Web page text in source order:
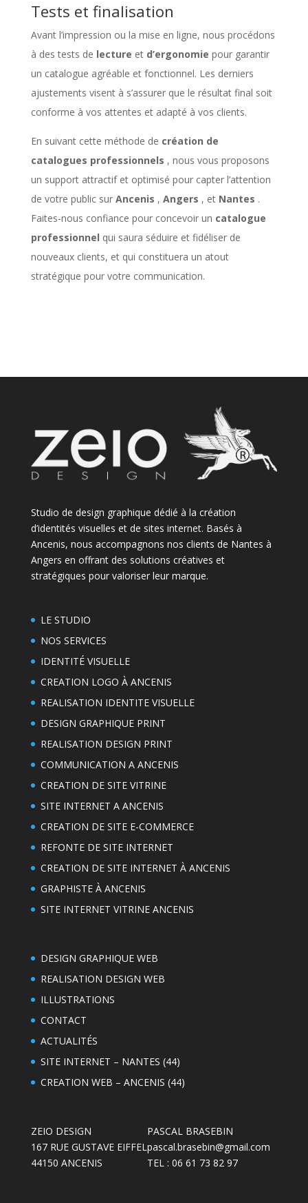
Tests et finalisation
Avant l’impression ou la mise en ligne, nous procédons
à des tests de lecture et d’ergonomie pour garantir
un catalogue agréable et fonctionnel. Les derniers
ajustements visent à s’assurer que le résultat final soit
conforme à vos attentes et adapté à vos clients.
En suivant cette méthode de création de
catalogues professionnels , nous vous proposons
un support attractif et optimisé pour capter l’attention
de votre public sur Ancenis , Angers , et Nantes .
Faites-nous confiance pour concevoir un catalogue
professionnel qui saura séduire et fidéliser de
nouveaux clients, et qui constituera un atout
stratégique pour votre communication.
Studio de design graphique dédié à la création
d’identités visuelles et de sites internet. Basés à
Ancenis, nous accompagnons nos clients de Nantes à
Angers en offrant des solutions créatives et
stratégiques pour valoriser leur marque.
LE STUDIO
NOS SERVICES
IDENTITÉ VISUELLE
CREATION LOGO À ANCENIS
REALISATION IDENTITE VISUELLE
DESIGN GRAPHIQUE PRINT
REALISATION DESIGN PRINT
COMMUNICATION A ANCENIS
CREATION DE SITE VITRINE
SITE INTERNET A ANCENIS
CREATION DE SITE E-COMMERCE
REFONTE DE SITE INTERNET
CREATION DE SITE INTERNET À ANCENIS
GRAPHISTE À ANCENIS
SITE INTERNET VITRINE ANCENIS
DESIGN GRAPHIQUE WEB
REALISATION DESIGN WEB
ILLUSTRATIONS
CONTACT
ACTUALITÉS
SITE INTERNET – NANTES (44)
CREATION WEB – ANCENIS (44)
ZEIO DESIGN
167 RUE GUSTAVE EIFFEL
44150 ANCENIS
PASCAL BRASEBIN
pascal.brasebin@gmail.com
TEL : 06 61 73 82 97